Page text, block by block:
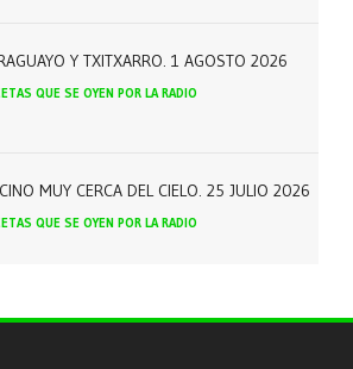
Y TXITXARRO. 1 AGOSTO 2026
QUE SE OYEN POR LA RADIO
MUY CERCA DEL CIELO. 25 JULIO 2026
QUE SE OYEN POR LA RADIO